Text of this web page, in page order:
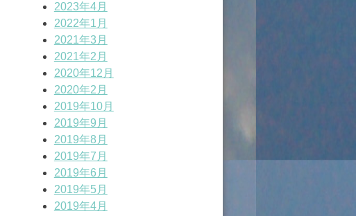
2023年4月
2022年1月
2021年3月
2021年2月
2020年12月
2020年2月
2019年10月
2019年9月
2019年8月
2019年7月
2019年6月
2019年5月
2019年4月